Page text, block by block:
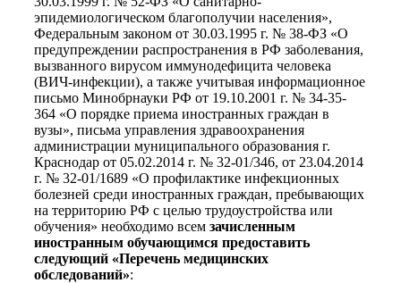
эпидемиологическом благополучии населения»,
Федеральным законом от 30.03.1995 г. № 38-ФЗ «О
предупреждении распространения в РФ заболевания,
вызванного вирусом иммунодефицита человека
(ВИЧ-инфекции), а также учитывая информационное
письмо Минобрнауки РФ от 19.10.2001 г. № 34-35-
364 «О порядке приема иностранных граждан в
вузы», письма управления здравоохранения
администрации муниципального образования г.
Краснодар от 05.02.2014 г. № 32-01/346, от 23.04.2014
г. № 32-01/1689 «О профилактике инфекционных
болезней среди иностранных граждан, пребывающих
на территорию РФ с целью трудоустройства или
обучения» необходимо всем зачисленным
иностранным обучающимся предоставить
следующий «Перечень медицинских
обследований»: